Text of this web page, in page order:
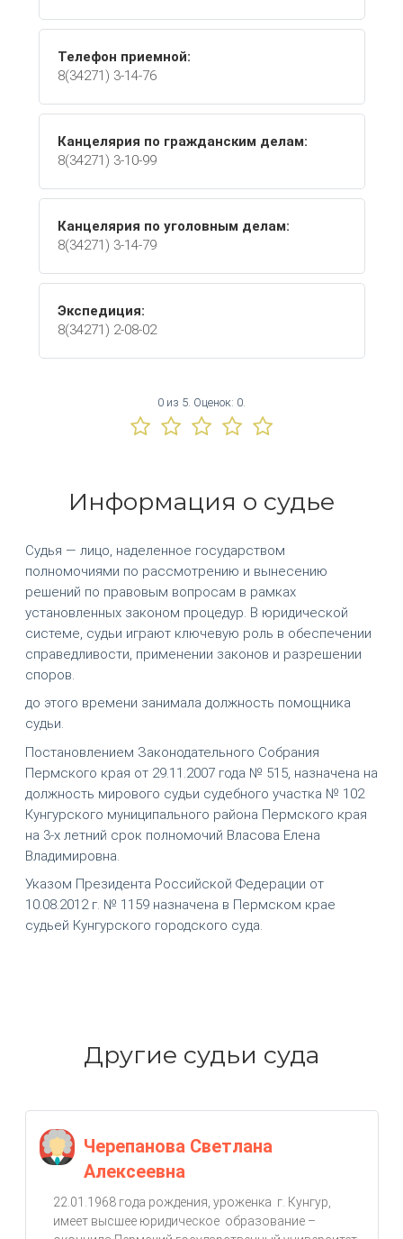
Телефон приемной:
8(34271) 3-14-76
Канцелярия по гражданским делам:
8(34271) 3-10-99
Канцелярия по уголовным делам:
8(34271) 3-14-79
Экспедиция:
8(34271) 2-08-02
0 из 5. Оценок: 0
Информация о судье
Судья — лицо, наделенное государством
полномочиями по рассмотрению и вынесению
решений по правовым вопросам в рамках
установленных законом процедур. В юридической
системе, судьи играют ключевую роль в обеспечении
справедливости, применении законов и разрешении
споров.
до этого времени занимала должность помощника
судьи.
Постановлением Законодательного Собрания
Пермского края от 29.11.2007 года № 515, назначена на
должность мирового судьи судебного участка № 102
Кунгурского муниципального района Пермского края
на 3-х летний срок полномочий Власова Елена
Владимировна.
Указом Президента Российской Федерации от
10.08.2012 г. № 1159 назначена в Пермском крае
судьей Кунгурского городского суда.
Другие судьи суда
Черепанова Светлана
Алексеевна
22.01.1968 года рождения, уроженка г. Кунгур,
имеет высшее юридическое образование –